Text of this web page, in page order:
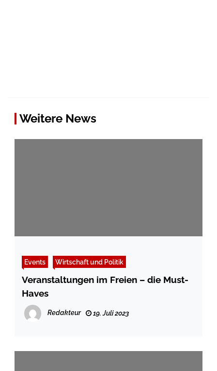
Weitere News
Events Wirtschaft und Politik
Veranstaltungen im Freien – die Must-
Haves
Redakteur 19. Juli 2023